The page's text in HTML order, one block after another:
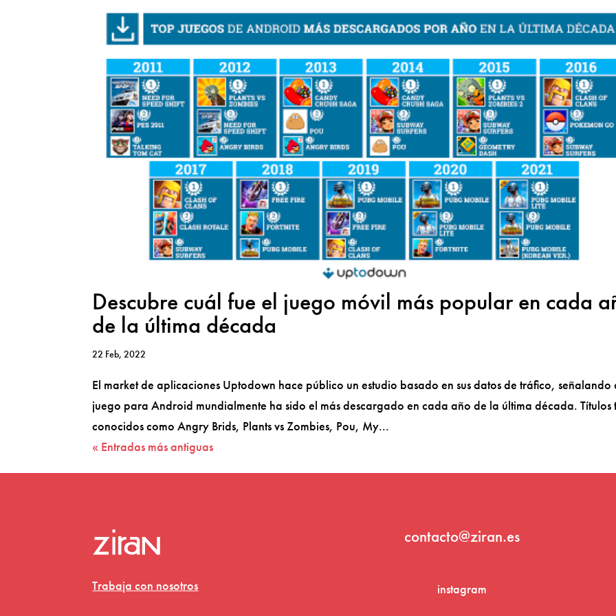
Descubre cuál fue el juego móvil más popular en cada
de la última década
22 Feb, 2022
El market de aplicaciones Uptodown hace público un estudio basado en sus datos de tráfico, señalando
juego para Android mundialmente ha sido el más descargado en cada año de la última década. Títulos
conocidos como Angry Brids, Plants vs Zombies, Pou, My...
« Entradas más antiguas
Trabaja con nosotros
contacto@ziran.es
instagram